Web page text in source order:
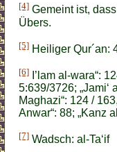
[4] Gemeint ist,
Übers.
[5] Heiliger Qur´an:
[6] I’lam al-wara“:
5:639/3726; „Jami‘
Maghazi“: 124 /
Anwar“: 88; „Kanz
[7] Wadsch: al-Ta‘if